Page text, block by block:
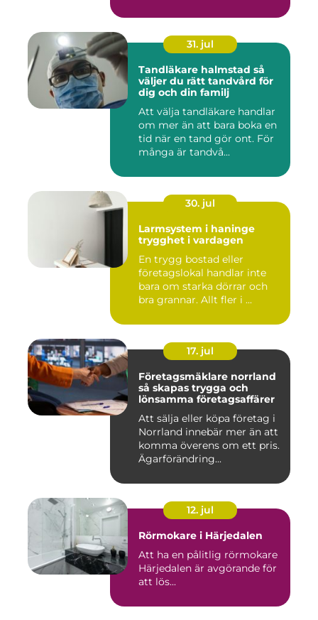
31. jul
Tandläkare halmstad så
väljer du rätt tandvård för
dig och din familj
Att välja tandläkare handlar
om mer än att bara boka en
tid när en tand gör ont. För
många är tandvå...
30. jul
Larmsystem i haninge
trygghet i vardagen
En trygg bostad eller
företagslokal handlar inte
bara om starka dörrar och
bra grannar. Allt fler i ...
17. jul
Företagsmäklare norrland
så skapas trygga och
lönsamma företagsaffärer
Att sälja eller köpa företag i
Norrland innebär mer än att
komma överens om ett pris.
Ägarförändring...
12. jul
Rörmokare i Härjedalen
Att ha en pålitlig rörmokare
Härjedalen är avgörande för
att lös...